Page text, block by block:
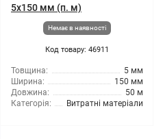
5x150 мм (п. м)
Немає в наявності
Код товару: 46911
Товщина:
5 мм
Ширина:
150 мм
Довжина:
50 м
Категорія:
Витратні матеріали